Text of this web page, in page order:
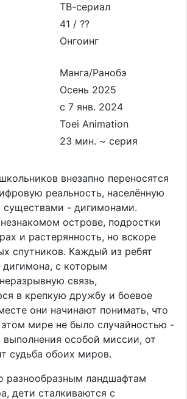
ТВ-сериал
41 / ??
Онгоинг
Манга/Ранобэ
Осень 2025
Toei Animation
23 мин. ~ серия
внезапно переносятся
реальность, населённую
существами - дигимонами.
острове, подростки
и растерянность, но вскоре
спутников. Каждый из ребят
дигимона, с которым
связь,
в крепкую дружбу и боевое
они начинают понимать, что
этом мире не было случайностью -
особой миссии, от
судьба обоих миров.
разнообразным ландшафтам
дети сталкиваются с